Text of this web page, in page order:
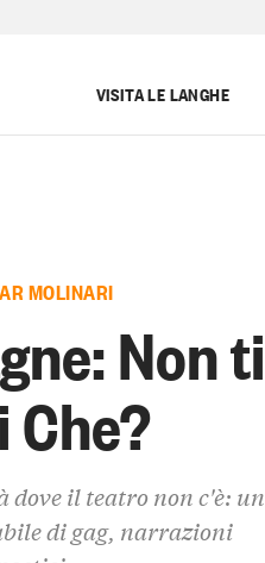
VISITA LE LANGHE
MOLINARI
Non ti
il teatro non c'è: un
di gag, narrazioni